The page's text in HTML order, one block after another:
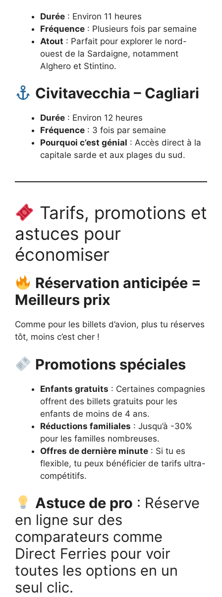
Durée : Environ 11 heures
Fréquence : Plusieurs fois par semaine
Atout : Parfait pour explorer le nord-
ouest de la Sardaigne, notamment
Alghero et Stintino.
Civitavecchia – Cagliari
Durée : Environ 12 heures
Fréquence : 3 fois par semaine
Pourquoi c’est génial : Accès direct à la
capitale sarde et aux plages du sud.
Tarifs, promotions et
astuces pour
économiser
Réservation anticipée =
Meilleurs prix
Comme pour les billets d’avion, plus tu réserves
tôt, moins c’est cher !
Promotions spéciales
Enfants gratuits : Certaines compagnies
offrent des billets gratuits pour les
enfants de moins de 4 ans.
Réductions familiales : Jusqu’à -30%
pour les familles nombreuses.
Offres de dernière minute : Si tu es
flexible, tu peux bénéficier de tarifs ultra-
compétitifs.
Astuce de pro : Réserve
en ligne sur des
comparateurs comme
Direct Ferries pour voir
toutes les options en un
seul clic.